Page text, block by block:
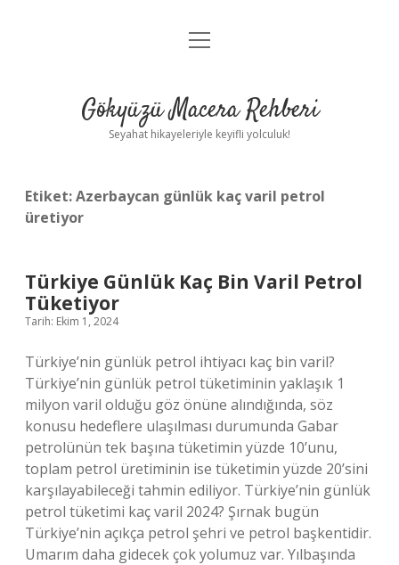
Anasayfa
Yasal Uyarı
menüyü
Gökyüzü Macera Rehberi
Seyahat hikayeleriyle keyifli yolculuk!
Etiket:Azerbaycan günlük kaç varil petrol
üretiyor
Türkiye Günlük Kaç Bin Varil Petrol
Tüketiyor
Tarih: Ekim 1, 2024
Türkiye’nin günlük petrol ihtiyacı kaç bin varil?
Türkiye’nin günlük petrol tüketiminin yaklaşık 1
milyon varil olduğu göz önüne alındığında, söz
konusu hedeflere ulaşılması durumunda Gabar
petrolünün tek başına tüketimin yüzde 10’unu,
toplam petrol üretiminin ise tüketimin yüzde 20’sini
karşılayabileceği tahmin ediliyor. Türkiye’nin günlük
petrol tüketimi kaç varil 2024? Şırnak bugün
Türkiye’nin açıkça petrol şehri ve petrol başkentidir.
Umarım daha gidecek çok yolumuz var. Yılbaşında